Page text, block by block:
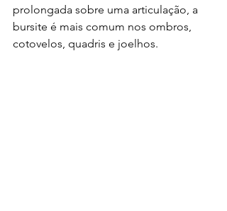
prolongada sobre uma articulação, a
bursite é mais comum nos ombros,
cotovelos, quadris e joelhos.